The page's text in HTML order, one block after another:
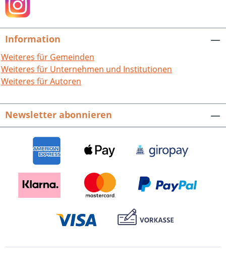
Information
Weiteres für Gemeinden
Weiteres für Unternehmen und Institutionen
Weiteres für Autoren
Newsletter abonnieren